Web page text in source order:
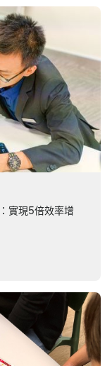
實現5倍效率增